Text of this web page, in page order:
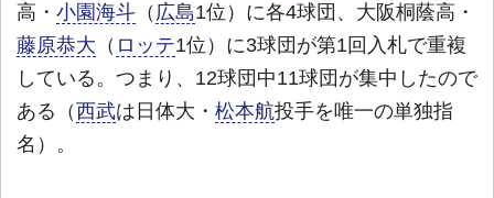
高・ 小園海斗 （ 広島1位）に各4球団、大阪桐蔭高・
藤原恭大 （ ロッテ1位）に3球団が第1回入札で重複
している。つまり、12球団中11球団が集中したので
ある（西武は日体大・ 松本航投手を唯一の単独指
名）。